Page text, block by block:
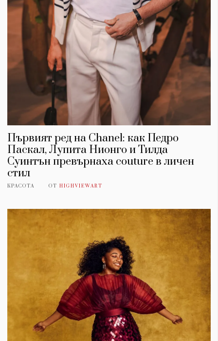
Първият ред на Chanel: как Педро
Паскал, Лупита Нионго и Тилда
Суинтън превърнаха couture в личен
стил
КРАСОТА ОТ HIGHVIEWART